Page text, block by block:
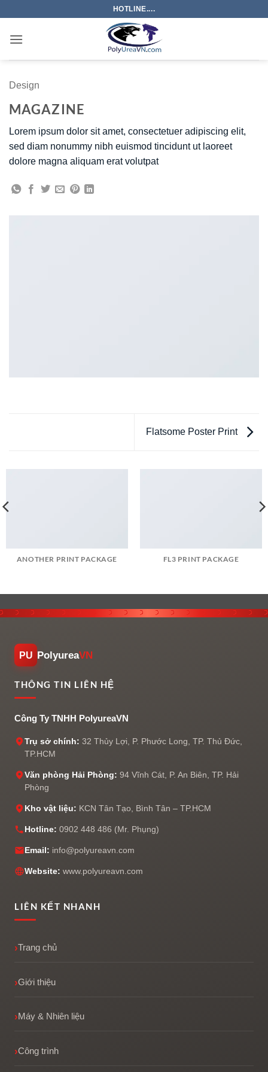
nội
HOTLINE....
Design
MAGAZINE
Lorem ipsum dolor sit amet, consectetuer adipiscing elit,
sed diam nonummy nibh euismod tincidunt ut laoreet
dolore magna aliquam erat volutpat
Flatsome Poster Print
ANOTHER PRINT PACKAGE FL3 PRINT PACKAGE
PU PolyureaVN
THÔNG TIN LIÊN HỆ
Công Ty TNHH PolyureaVN
Trụ sở chính: 32 Thủy Lợi, P. Phước Long, TP. Thủ Đức,
TP.HCM
Văn phòng Hải Phòng: 94 Vĩnh Cát, P. An Biên, TP. Hải
Phòng
Kho vật liệu: KCN Tân Tạo, Bình Tân – TP.HCM
Hotline: 0902 448 486 (Mr. Phụng)
Email: info@polyureavn.com
Website: www.polyureavn.com
LIÊN KẾT NHANH
Trang chủ
Giới thiệu
Máy & Nhiên liệu
Công trình